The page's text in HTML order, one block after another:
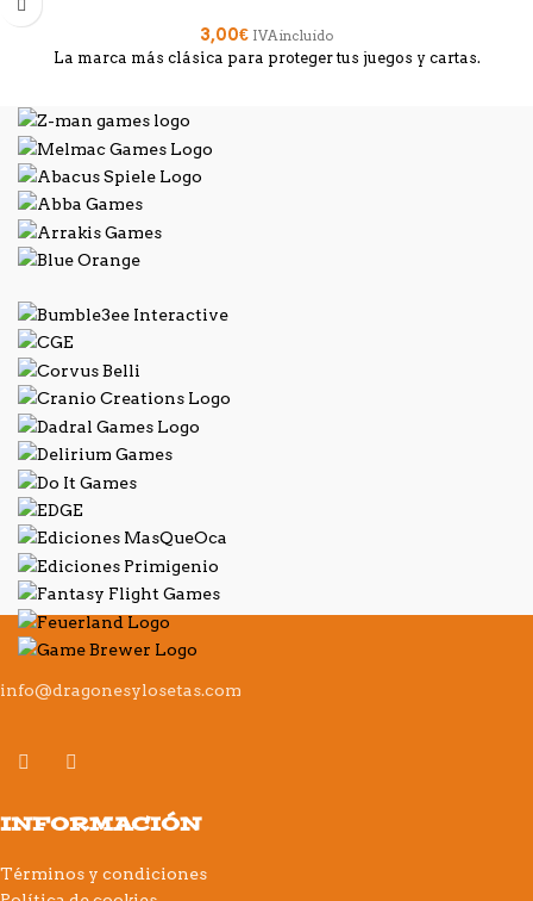
3,00€ IVA incluido
La marca más clásica para proteger tus juegos y cartas.
info@dragonesylosetas.com
INFORMACIÓN
Términos y condiciones